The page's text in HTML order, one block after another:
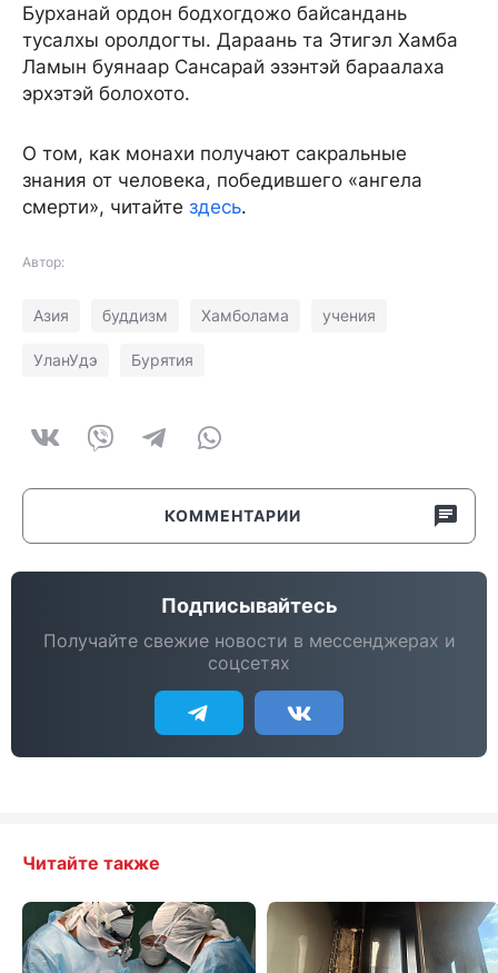
Бурханай ордон бодхогдожо байсандань
тусалхы оролдогты. Дараань та Этигэл Хамба
Ламын буянаар Сансарай эзэнтэй бараалаха
эрхэтэй болохото.
О том, как монахи получают сакральные
знания от человека, победившего «ангела
смерти», читайте здесь.
Автор:
Азия буддизм Хамболама учения
УланУдэ Бурятия
КОММЕНТАРИИ
Подписывайтесь
Получайте свежие новости в мессенджерах и
соцсетях
Читайте также